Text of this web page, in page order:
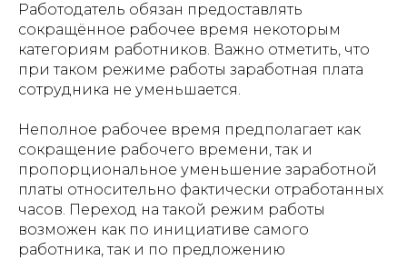
Работодатель обязан предоставлять
сокращённое рабочее время некоторым
категориям работников. Важно отметить, что
при таком режиме работы заработная плата
сотрудника не уменьшается.
Неполное рабочее время предполагает как
сокращение рабочего времени, так и
пропорциональное уменьшение заработной
платы относительно фактически отработанных
часов. Переход на такой режим работы
возможен как по инициативе самого
работника, так и по предложению